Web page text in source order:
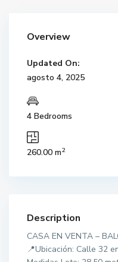
Overview
Updated On:
agosto 4, 2025
4 Bedrooms
260.00 m2
Description
CASA EN VENTA –
📍Ubicación: Calle 32